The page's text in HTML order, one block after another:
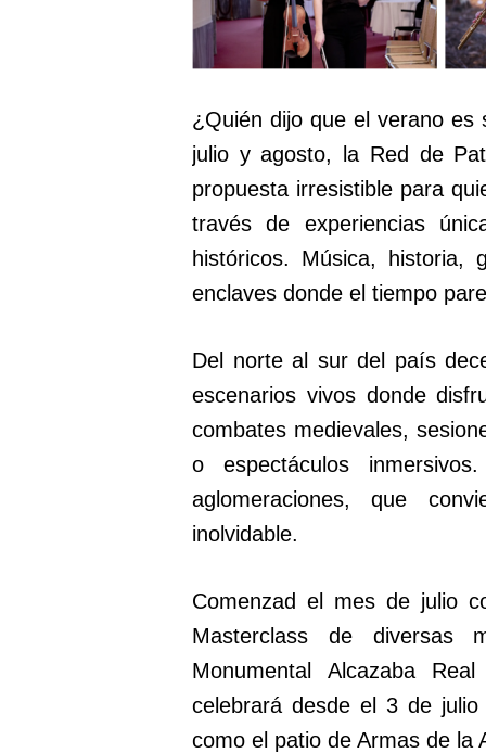
¿Quién dijo que el verano es
julio y agosto, la Red de
propuesta irresistible para
través de experiencias
históricos. Música,
enclaves donde el tiempo
Del norte al sur del país
escenarios vivos donde
combates medievales,
o espectáculos
aglomeraciones, que
inolvidable.
Comenzad el mes de julio
Masterclass de diversas
Monumental Alcazaba
celebrará desde el 3 de
como el patio de Armas de la